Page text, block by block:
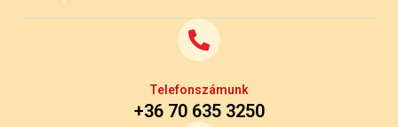
Telefonszámunk
+36 70 635 3250